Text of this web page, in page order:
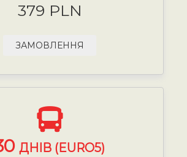
379 PLN
ЗАМОВЛЕННЯ
ДНІВ (EURO5)